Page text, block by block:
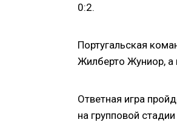
0:2.
Португальская
Жилберто Жуниор,
Ответная игра
на групповой стадии